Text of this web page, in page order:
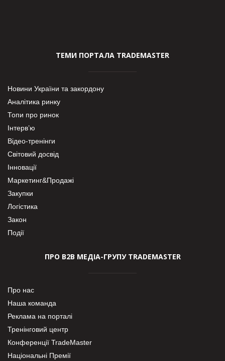
ТЕМИ ПОРТАЛА TRADEMASTER
Новини України та закордону
Аналітика ринку
Топи про ринок
Інтерв’ю
Відео-тренінги
Світовий досвід
Інновації
Маркетинг&Продажі
Закупки
Логістика
Закон
Події
ПРО В2В МЕДІА-ГРУПУ TRADEMASTER
Про нас
Наша команда
Реклама на порталі
Тренінговий центр
Конференції TradeMaster
Національні Премії